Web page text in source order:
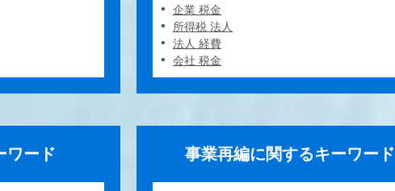
企業 税金
所得税 法人
法人 経費
会社 税金
ワード 事業再編に関するキーワード